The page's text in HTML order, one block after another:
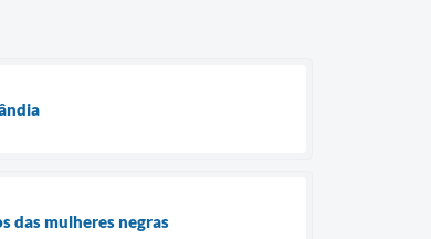
das mulheres negras